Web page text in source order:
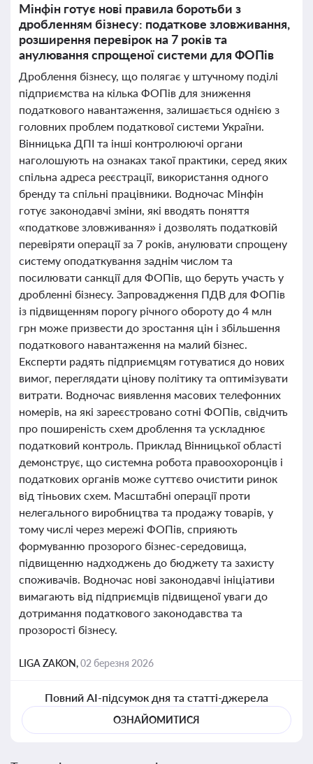
Мінфін готує нові правила боротьби з
дробленням бізнесу: податкове зловживання,
розширення перевірок на 7 років та
анулювання спрощеної системи для ФОПів
Дроблення бізнесу, що полягає у штучному поділі
підприємства на кілька ФОПів для зниження
податкового навантаження, залишається однією з
головних проблем податкової системи України.
Вінницька ДПІ та інші контролюючі органи
наголошують на ознаках такої практики, серед яких
спільна адреса реєстрації, використання одного
бренду та спільні працівники. Водночас Мінфін
готує законодавчі зміни, які вводять поняття
«податкове зловживання» і дозволять податковій
перевіряти операції за 7 років, анулювати спрощену
систему оподаткування заднім числом та
посилювати санкції для ФОПів, що беруть участь у
дробленні бізнесу. Запровадження ПДВ для ФОПів
із підвищенням порогу річного обороту до 4 млн
грн може призвести до зростання цін і збільшення
податкового навантаження на малий бізнес.
Експерти радять підприємцям готуватися до нових
вимог, переглядати цінову політику та оптимізувати
витрати. Водночас виявлення масових телефонних
номерів, на які зареєстровано сотні ФОПів, свідчить
про поширеність схем дроблення та ускладнює
податковий контроль. Приклад Вінницької області
демонструє, що системна робота правоохоронців і
податкових органів може суттєво очистити ринок
від тіньових схем. Масштабні операції проти
нелегального виробництва та продажу товарів, у
тому числі через мережі ФОПів, сприяють
формуванню прозорого бізнес-середовища,
підвищенню надходжень до бюджету та захисту
споживачів. Водночас нові законодавчі ініціативи
вимагають від підприємців підвищеної уваги до
дотримання податкового законодавства та
прозорості бізнесу.
LIGA ZAKON,02 березня 2026
Повний AI-підсумок дня та статті-джерела
ОЗНАЙОМИТИСЯ